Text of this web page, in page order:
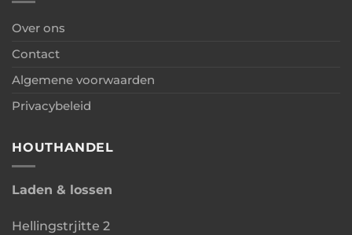
Over ons
Contact
Algemene voorwaarden
Privacybeleid
HOUTHANDEL
Laden & lossen
Hellingstrjitte 2